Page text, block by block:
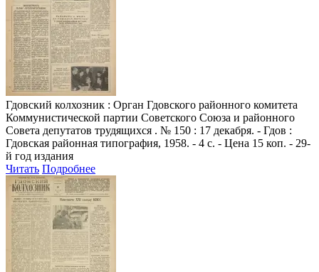
Гдовский колхозник : Орган Гдовского районного комитета
Коммунистической партии Советского Союза и районного
Совета депутатов трудящихся . № 150 : 17 декабря. - Гдов :
Гдовская районная типография, 1958. - 4 с. - Цена 15 коп. - 29-
й год издания
Читать Подробнее